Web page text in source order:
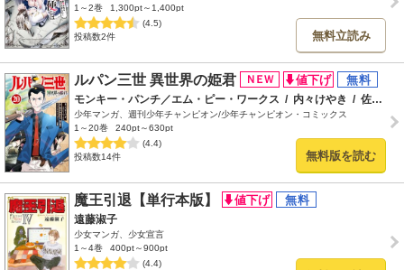
1～2巻
1,300pt～1,400pt
(4.5)
投稿数2件
無料立読み
ルパン三世 異世界の姫君
モンキー・パンチ／エム・ピー・ワークス / 内々けやき / 佐伯庸介
少年マンガ、週刊少年チャンピオン/少年チャンピオン・コミックス
1～20巻
240pt～630pt
(4.4)
投稿数14件
無料版を読む
魔王引退【単行本版】
遠藤淑子
少女マンガ、少女宣言
1～4巻
400pt～900pt
(4.4)